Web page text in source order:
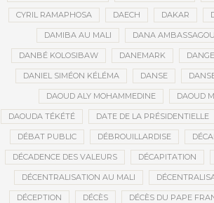
CYRIL RAMAPHOSA DAECH DAKAR
DAMIBA AU MALI DANA AMBASSAGOU
DANBÉ KOLOSIBAW DANEMARK
DANIEL SIMÉON KÉLÉMA DANSE
DAOUD ALY MOHAMMEDINE DAOUD
DAOUDA TÉKÉTÉ DATE DE LA PRÉSIDENTIELLE
DÉBAT PUBLIC DÉBROUILLARDISE
DÉCADENCE DES VALEURS DÉCAPITATION
DÉCENTRALISATION AU MALI
DÉCEPTION DÉCÈS DÉCÈS DU PAPE